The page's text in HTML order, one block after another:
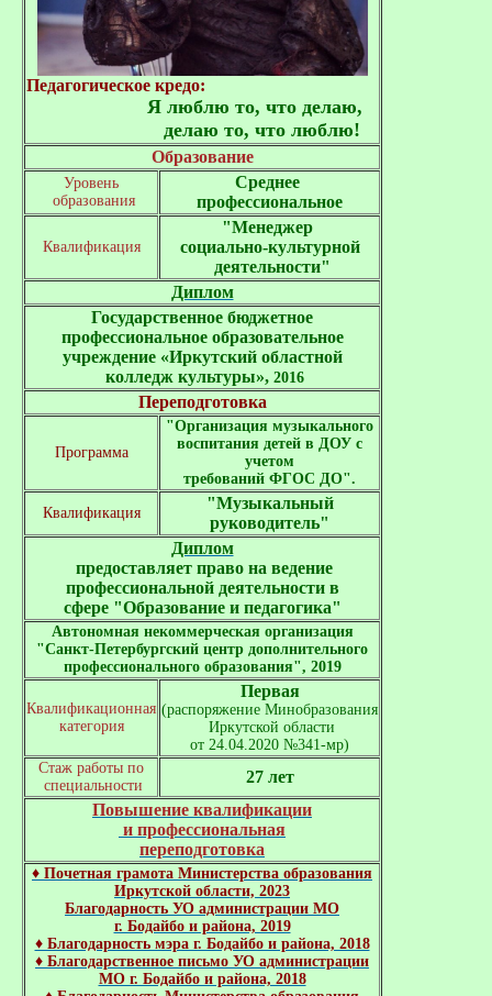
Педагогическое кредо:
Я люблю то, что делаю,
делаю то, что люблю!
Образование
Уровень
образования
Среднее
профессиональное
Квалификация
"Менеджер
социально-культурной
деятельности"
Диплом
Государственное бюджетное
профессиональное образовательное
учреждение «Иркутский областной
колледж культуры», 2016
Переподготовка
Программа
"Организация музыкального
воспитания детей в ДОУ с
учетом
требований ФГОС ДО".
Квалификация
"Музыкальный
руководитель"
Диплом
предоставляет право на ведение
профессиональной деятельности в
сфере "Образование и педагогика"
Автономная некоммерческая организация
"Санкт-Петербургский центр дополнительного
профессионального образования", 2019
Квалификационная
категория
Первая
(распоряжение Минобразования
Иркутской области
от 24.04.2020 №341-мр)
Стаж работы по
специальности
27 лет
Повышение квалификации
и профессиональная
переподготовка
♦ Почетная грамота Министерства образования
Иркутской области, 2023
Благодарность УО администрации МО
г. Бодайбо и района, 2019
♦ Благодарность мэра г. Бодайбо и района, 2018
♦ Благодарственное письмо УО администрации
МО г. Бодайбо и района, 2018